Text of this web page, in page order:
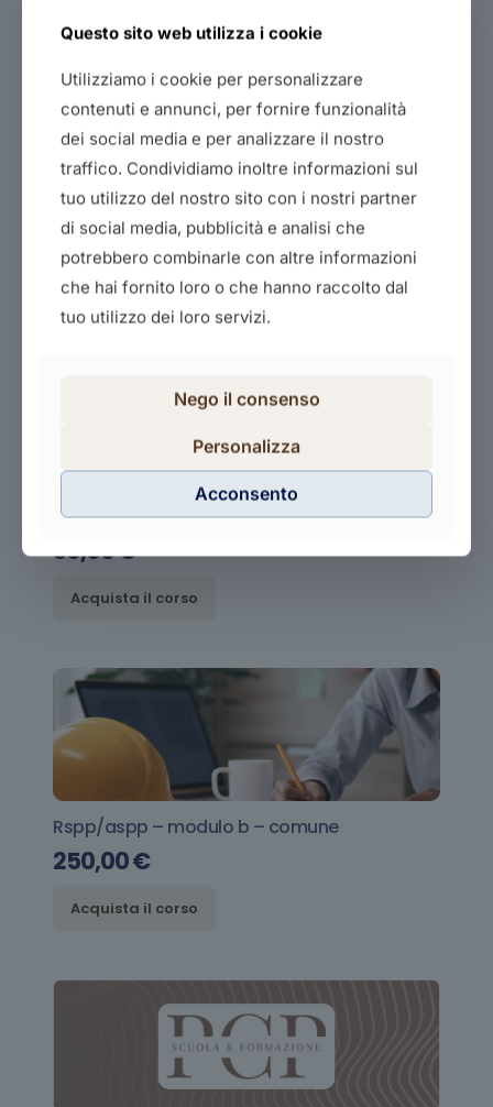
Rspp – datore di lavoro – rischio medio
150,00 €
Acquista il corso
Aggiornamento addetto h.a.c.c.p.
30,00€
Acquista il corso
Rspp/aspp – modulo b – comune
250,00€
Acquista il corso
Questo sito web utilizza i cookie
Utilizziamo i cookie per personalizzare
contenuti e annunci, per fornire funzionalità
dei social media e per analizzare il nostro
traffico. Condividiamo inoltre informazioni sul
tuo utilizzo del nostro sito con i nostri partner
di social media, pubblicità e analisi che
potrebbero combinarle con altre informazioni
che hai fornito loro o che hanno raccolto dal
tuo utilizzo dei loro servizi.
Nego il consenso
Personalizza
Acconsento